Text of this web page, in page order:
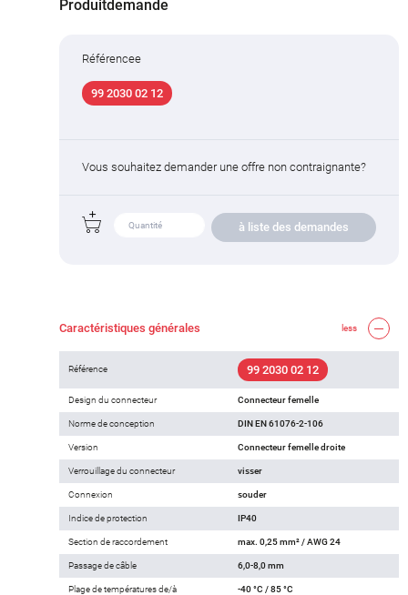
Produitdemande
Référencee
99 2030 02 12
Vous souhaitez demander une offre non contraignante?
à liste des demandes
Caractéristiques générales less
Référence 99 2030 02 12
Design du connecteur Connecteur femelle
Norme de conception DIN EN 61076-2-106
Version Connecteur femelle droite
Verrouillage du connecteur visser
Connexion souder
Indice de protection IP40
Section de raccordement max. 0,25 mm² / AWG 24
Passage de câble 6,0-8,0 mm
Plage de températures de/à -40 °C / 85 °C